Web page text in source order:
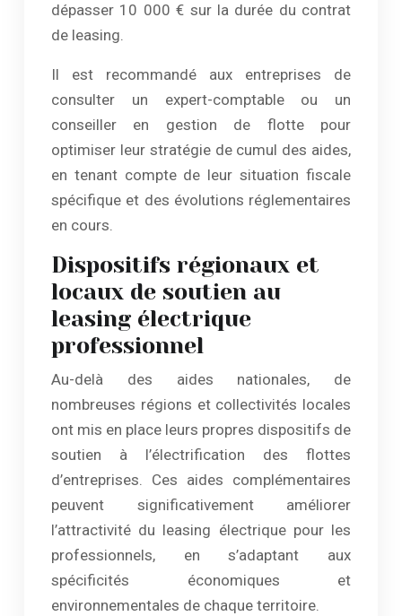
dépasser 10 000 € sur la durée du contrat
de leasing.
Il est recommandé aux entreprises de
consulter un expert-comptable ou un
conseiller en gestion de flotte pour
optimiser leur stratégie de cumul des aides,
en tenant compte de leur situation fiscale
spécifique et des évolutions réglementaires
en cours.
Dispositifs régionaux et
locaux de soutien au
leasing électrique
professionnel
Au-delà des aides nationales, de
nombreuses régions et collectivités locales
ont mis en place leurs propres dispositifs de
soutien à l’électrification des flottes
d’entreprises. Ces aides complémentaires
peuvent significativement améliorer
l’attractivité du leasing électrique pour les
professionnels, en s’adaptant aux
spécificités économiques et
environnementales de chaque territoire.